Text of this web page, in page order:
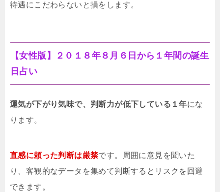
待遇にこだわらないと損をします。
【女性版】２０１８年８月６日から１年間の誕生
日占い
運気が下がり気味で、判断力が低下している１年にな
ります。
直感に頼った判断は厳禁です。周囲に意見を聞いた
り、客観的なデータを集めて判断するとリスクを回避
できます。